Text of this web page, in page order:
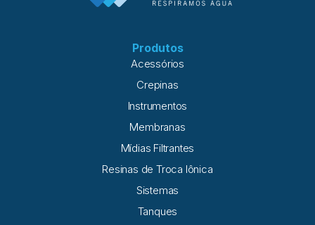
Produtos
Acessórios
Crepinas
Instrumentos
Membranas
Mídias Filtrantes
Resinas de Troca Iônica
Sistemas
Tanques